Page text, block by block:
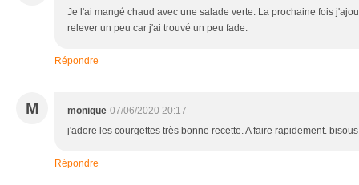
Je l'ai mangé chaud avec une salade verte. La prochaine fois
relever un peu car j'ai trouvé un peu fade.
Répondre
M monique 07/06/2020 20:17
j'adore les courgettes très bonne recette. A faire rapidement. bisous
Répondre